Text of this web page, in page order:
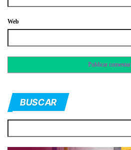
Web
BUSCAR